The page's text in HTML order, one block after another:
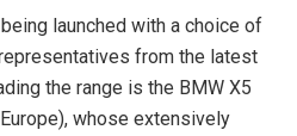
launched with a choice of
from the latest
the range is the BMW X5
whose extensively